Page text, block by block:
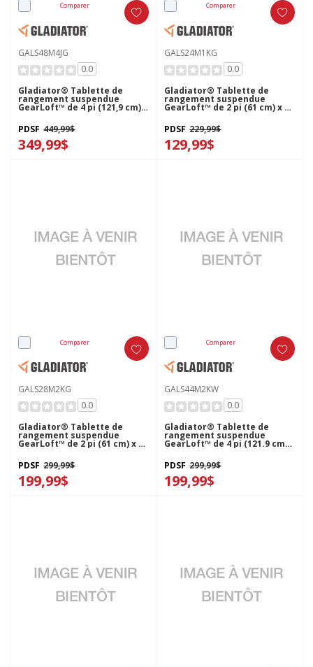
Comparer
GALS48M4JG
0.0
Gladiator® Tablette de
rangement suspendue
GearLoft™ de 4 pi (121,9 cm)
X 8 pi (243,8 cm) GALS48M4JG
PDSF 449,99$
349,99$
Comparer
GALS24M1KG
0.0
Gladiator® Tablette de
rangement suspendue
GearLoft™ de 2 pi (61 cm) x 4
pi (121.9 cm) GALS24M1KG
PDSF 229,99$
129,99$
Comparer
GALS28M2KG
0.0
Gladiator® Tablette de
rangement suspendue
GearLoft™ de 2 pi (61 cm) x 8
pi (243.8 cm) GALS28M2KG
PDSF 299,99$
199,99$
Comparer
GALS44M2KW
0.0
Gladiator® Tablette de
rangement suspendue
GearLoft™ de 4 pi (121.9 cm)
x 4 pi (121.9 cm) GALS44M2KW
PDSF 299,99$
199,99$